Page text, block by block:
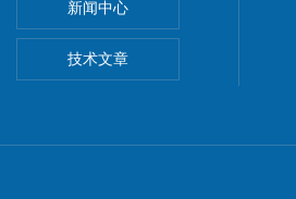
新闻中心
技术文章